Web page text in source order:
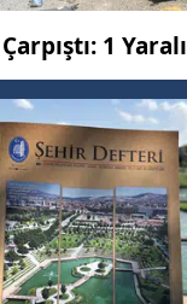
1 Yaralı